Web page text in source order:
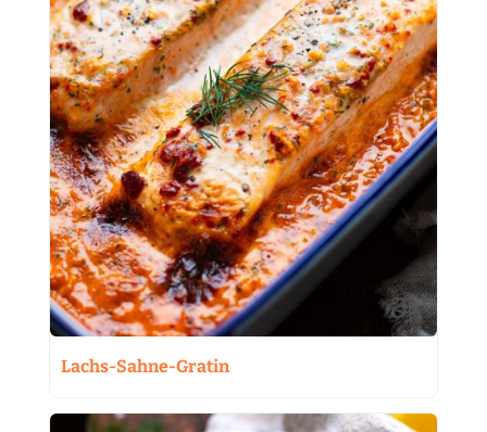
Lachs-Sahne-Gratin